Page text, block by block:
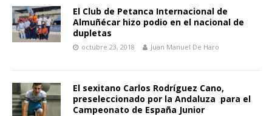
El Club de Petanca Internacional de
Almuñécar hizo podio en el nacional de
dupletas
octubre 23, 2018 Juan Manuel De Haro
El sexitano Carlos Rodríguez Cano,
preseleccionado por la Andaluza para el
Campeonato de España Junior